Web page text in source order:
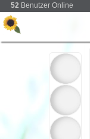
52 Benutzer Online